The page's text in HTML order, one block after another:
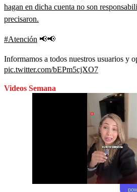
hagan en dicha cuenta no son
precisaron.
#Atención 📢📢
Informamos a todos nuestros usuarios y
pic.twitter.com/bEPm5cjXO7
Videos Semana